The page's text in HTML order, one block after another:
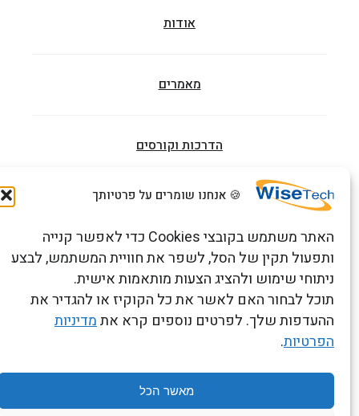
🍪 אנחנו שומרים על פרטיותך
האתר משתמש בקובצי Cookies כדי לאפשר קנייה
ותפעול תקין של הסל, לשפר את חוויית המשתמש, לבצע
ניתוחי שימוש ולהציג הצעות מותאמות אישית.
תוכל לבחור האם לאשר את כל הקוקיז או להגדיר את
ההעדפות שלך. לפרטים נוספים קרא אתמדיניות
הפרטיות.
מאשר הכל
אודות
מאמרים
הדרכות וקורסים
כתובתנו: רחוב העמל 13 כניסה A, קומה 2, פארק אפק
ראש העין 4809234 ישראל